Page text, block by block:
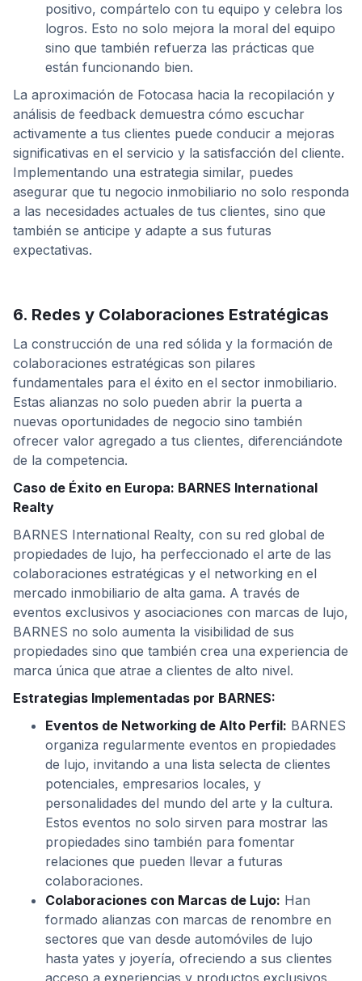
positivo, compártelo con tu equipo y celebra los
logros. Esto no solo mejora la moral del equipo
sino que también refuerza las prácticas que
están funcionando bien.
La aproximación de Fotocasa hacia la recopilación y
análisis de feedback demuestra cómo escuchar
activamente a tus clientes puede conducir a mejoras
significativas en el servicio y la satisfacción del cliente.
Implementando una estrategia similar, puedes
asegurar que tu negocio inmobiliario no solo responda
a las necesidades actuales de tus clientes, sino que
también se anticipe y adapte a sus futuras
expectativas.
6. Redes y Colaboraciones Estratégicas
La construcción de una red sólida y la formación de
colaboraciones estratégicas son pilares
fundamentales para el éxito en el sector inmobiliario.
Estas alianzas no solo pueden abrir la puerta a
nuevas oportunidades de negocio sino también
ofrecer valor agregado a tus clientes, diferenciándote
de la competencia.
Caso de Éxito en Europa: BARNES International
Realty
BARNES International Realty, con su red global de
propiedades de lujo, ha perfeccionado el arte de las
colaboraciones estratégicas y el networking en el
mercado inmobiliario de alta gama. A través de
eventos exclusivos y asociaciones con marcas de lujo,
BARNES no solo aumenta la visibilidad de sus
propiedades sino que también crea una experiencia de
marca única que atrae a clientes de alto nivel.
Estrategias Implementadas por BARNES:
Eventos de Networking de Alto Perfil: BARNES
organiza regularmente eventos en propiedades
de lujo, invitando a una lista selecta de clientes
potenciales, empresarios locales, y
personalidades del mundo del arte y la cultura.
Estos eventos no solo sirven para mostrar las
propiedades sino también para fomentar
relaciones que pueden llevar a futuras
colaboraciones.
Colaboraciones con Marcas de Lujo: Han
formado alianzas con marcas de renombre en
sectores que van desde automóviles de lujo
hasta yates y joyería, ofreciendo a sus clientes